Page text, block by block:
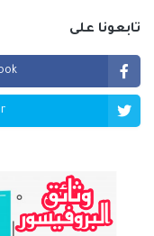
تابعونا على